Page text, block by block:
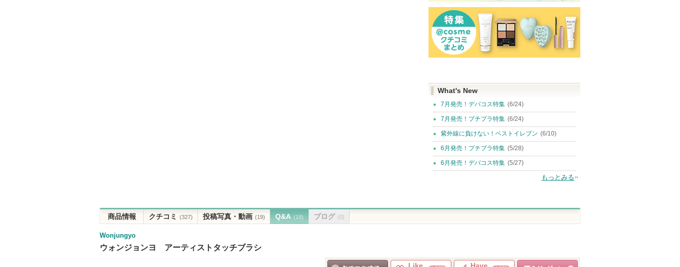
What's New
7月発売！デパコス特集 (6/24)
7月発売！プチプラ特集 (6/24)
紫外線に負けない！ベストイレブン (6/10)
6月発売！プチプラ特集 (5/28)
6月発売！デパコス特集 (5/27)
もっとみる
商品情報 クチコミ (327) 投稿写真・動画 (19) Q&A (18) ブログ (0)
Wonjungyo
ウォンジョンヨ アーティストタッチブラシ